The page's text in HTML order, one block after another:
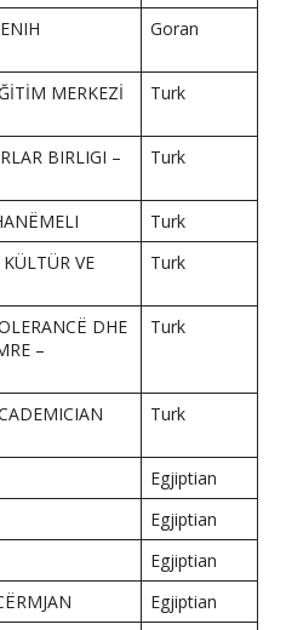
Goran
MERKEZİ
Turk
BIRLIGI –
Turk
Turk
VE
Turk
DHE
–
Turk
Turk
Egjiptian
Egjiptian
Egjiptian
Egjiptian